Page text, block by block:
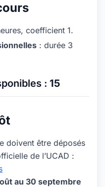
coefficient 1.
: durée 3
: 15
doivent être déposés
de l’UCAD :
au 30 septembre